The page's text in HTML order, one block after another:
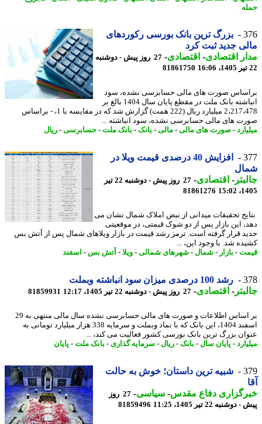
بزرگ ترین بانک بورسی رکوردهای
جدید ثبت کرد
اقتصادی-اقتصادی-
27 روز پیش - دوشنبه
81861750
صورت های مالی حسابرسی نشده، سود
انباشته بانک ملت در مقطع پایان سال 1404 بالغ بر
2،217،478 میلیارد ریال (222 همت) گزارش شد که در مقایسه با 1، - براساس
های مالی حسابرسی نشده، سود انباشته ...
-صورت های مالی-مالی-بانک -بانک ملت -حسابرسی -ریال
افزایش 40 درصدی قیمت ویلا در
-اقتصادی-
27 روز پیش - دوشنبه 22 تیر
81861276
تحقیقات میدانی از نبض املاک شمال نشان می
این بازار پس از دو شوک قیمتی، در موقعیتی
قرار گرفته است. ترمز رشد قیمت در بازار ویلاهای شمال پس از آتش بس
شد. با وجود این، ...
-بازار - شمال-شهرهای شمالی-ویلا-آتش بس -اسفند
رشد 100 درصدی میزان سود انباشته وبملت
-اقتصادی-27 روز پیش - دوشنبه 22 تیر 1405، 12:17 81859931
بر اساس اطلاعات و صورت های مالی حسابرسی نشده سال مالی منتهی به 29
اسفند 1404، این بانک که با نماد وبملت و سرمایه 338 هزار میلیارد تومانی به
بزرگ ترین بانک بورسی کشور فعالیت می کند، ...
-پایان سال -بانک -ریال -سرمایه گذاری- بانک ملت -پایان
شبیه ترین داستان؛ خوش به حالت
دفاع مقدس-سیاسی-
27 روز
22 تیر 1405، 11:25
81859496